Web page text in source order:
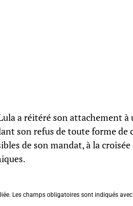
a réitéré son attachement
son refus de toute forme de
de son mandat, à la
Les champs obligatoires sont indiqués avec